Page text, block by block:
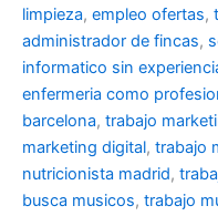
limpieza, empleo ofertas,
administrador de fincas,
informatico sin
enfermeria como
barcelona, trabajo
marketing digital, trabajo
nutricionista madrid,
busca musicos, trabajo